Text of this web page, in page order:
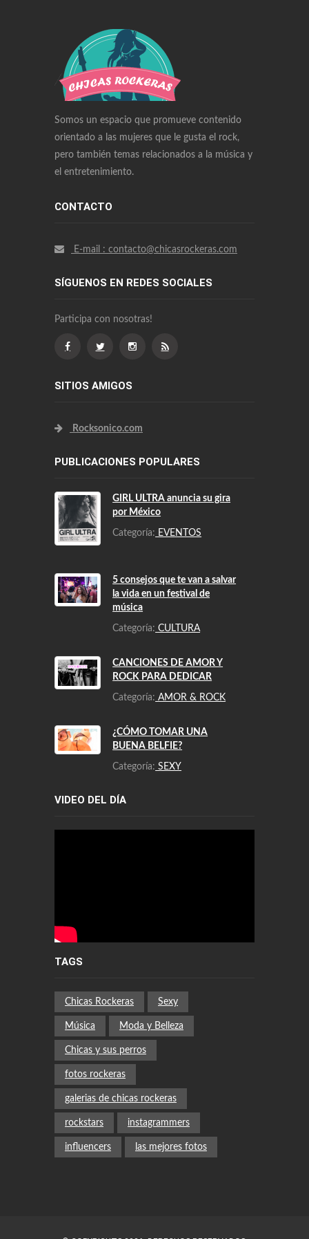
Somos un espacio que promueve contenido
orientado a las mujeres que le gusta el rock,
pero también temas relacionados a la música y
el entretenimiento.
CONTACTO
E-mail : contacto@chicasrockeras.com
SÍGUENOS EN REDES SOCIALES
Participa con nosotras!
SITIOS AMIGOS
Rocksonico.com
Swiss Replica Watches
Audemars Piguet Watches Replica
Rolex Watches Replica
Richard Mille Watches Replica
Omega Watches Replica
PUBLICACIONES POPULARES
GIRL ULTRA anuncia su gira
por México
Categoría: EVENTOS
5 consejos que te van a salvar
la vida en un festival de
música
Categoría: CULTURA
CANCIONES DE AMOR Y
ROCK PARA DEDICAR
Categoría: AMOR & ROCK
¿CÓMO TOMAR UNA
BUENA BELFIE?
Categoría: SEXY
VIDEO DEL DÍA
TAGS
Chicas Rockeras Sexy
Música Moda y Belleza
Chicas y sus perros
fotos rockeras
galerias de chicas rockeras
rockstars instagrammers
influencers las mejores fotos